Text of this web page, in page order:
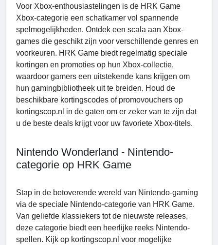
Voor Xbox-enthousiastelingen is de HRK Game
Xbox-categorie een schatkamer vol spannende
spelmogelijkheden. Ontdek een scala aan Xbox-
games die geschikt zijn voor verschillende genres en
voorkeuren. HRK Game biedt regelmatig speciale
kortingen en promoties op hun Xbox-collectie,
waardoor gamers een uitstekende kans krijgen om
hun gamingbibliotheek uit te breiden. Houd de
beschikbare kortingscodes of promovouchers op
kortingscop.nl in de gaten om er zeker van te zijn dat
u de beste deals krijgt voor uw favoriete Xbox-titels.
Nintеndo Wonderland - Nintendo-
categorie op HRK Game
Stap in de betoverende wereld van Nintendo-gaming
via de speciale Nintendo-categorie van HRK Game.
Van geliefde klassiekers tot de nieuwste releases,
deze categorie biedt een heerlijke reeks Nintendo-
spellen. Kijk op kortingscop.nl voor mogelijke